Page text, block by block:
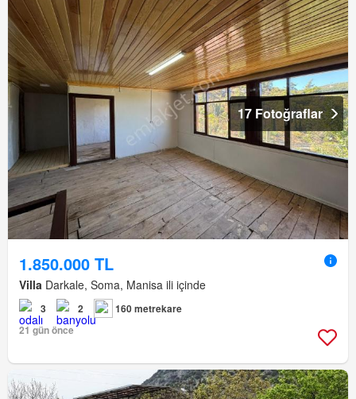
17 Fotoğraflar
1.850.000 TL
Villa Darkale, Soma, Manisa ili içinde
3 2
160 metrekare
21 gün önce